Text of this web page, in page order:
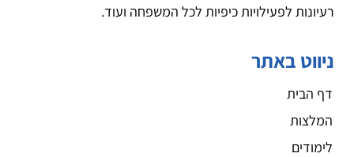
רעיונות לפעילויות כיפיות לכל המשפחה ועוד.
ניווט באתר
דף הבית
המלצות
לימודים